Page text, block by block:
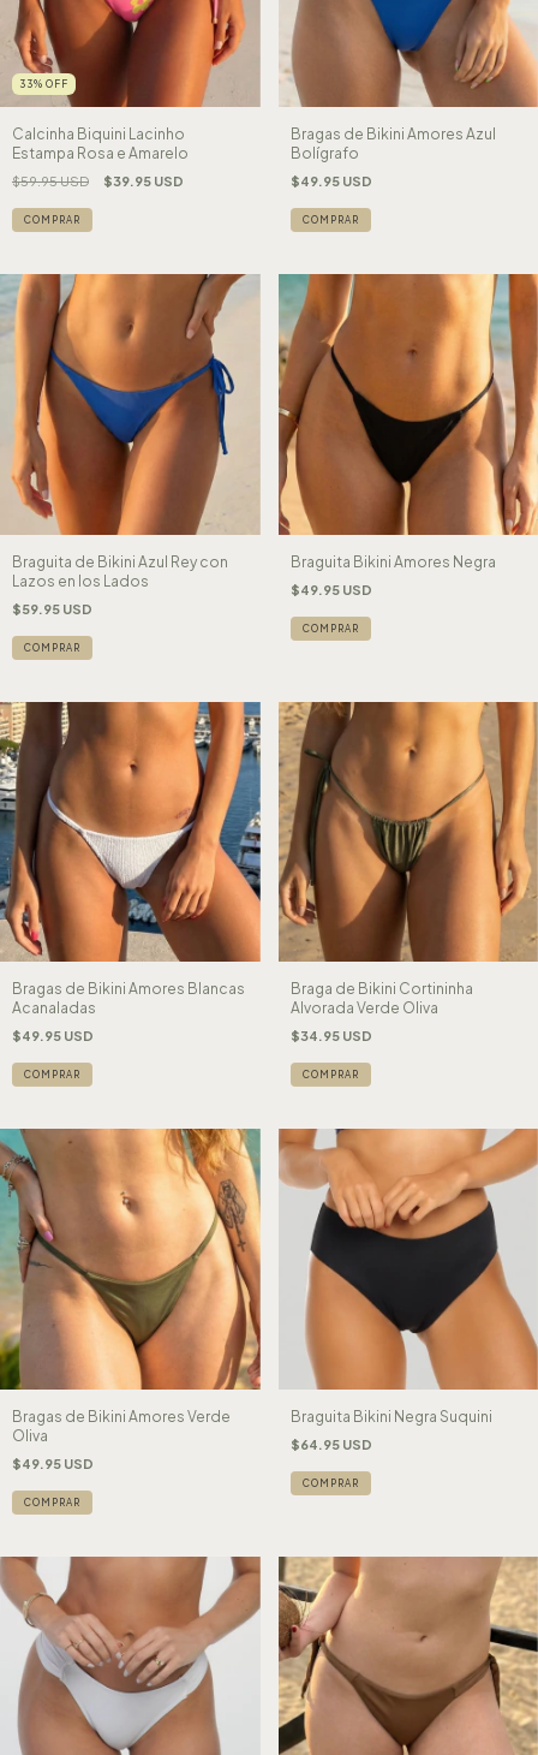
33% OFF
Calcinha Biquini Lacinho
Estampa Rosa e Amarelo
$59.95 USD $39.95 USD
COMPRAR
Bragas de Bikini Amores Azul
Bolígrafo
$49.95 USD
COMPRAR
Braguita de Bikini Azul Rey con
Lazos en los Lados
$59.95 USD
COMPRAR
Braguita Bikini Amores Negra
$49.95 USD
COMPRAR
Bragas de Bikini Amores Blancas
Acanaladas
$49.95 USD
COMPRAR
Braga de Bikini Cortininha
Alvorada Verde Oliva
$34.95 USD
COMPRAR
Bragas de Bikini Amores Verde
Oliva
$49.95 USD
COMPRAR
Braguita Bikini Negra Suquini
$64.95 USD
COMPRAR